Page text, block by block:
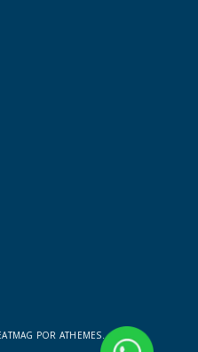
POR ATHEMES.